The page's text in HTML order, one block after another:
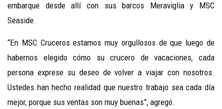
embarque desde allí con sus barcos Meraviglia y MSC
Seaside.
“En MSC Cruceros estamos muy orgullosos de que luego de
habernos elegido cómo su crucero de vacaciones, cada
persona exprese su deseo de volver a viajar con nosotros.
Ustedes han hecho realidad que nuestro trabajo sea cada día
mejor, porque sus ventas son muy buenas”, agregó.